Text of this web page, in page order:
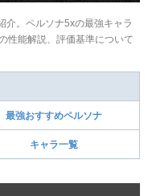
介。ペルソナ5xの最強キャラ
性能解説、評価基準について
最強おすすめペルソナ
キャラ一覧